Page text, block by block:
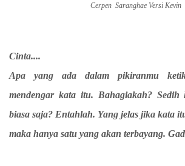
Cerpen Saranghae Versi Kevin
Cinta....
Apa yang ada dalam pikiranmu
mendengar kata itu. Bahagiakah?
biasa saja? Entahlah. Yang jelas jika kata
maka hanya satu yang akan terbayang.